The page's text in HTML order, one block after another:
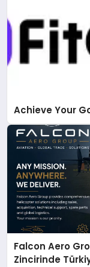
Achieve Your
Falcon Aero
Zincirinde